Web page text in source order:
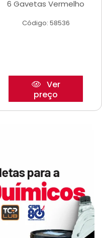
6 Gavetas Vermelho
Código: 58536
Ver
preço